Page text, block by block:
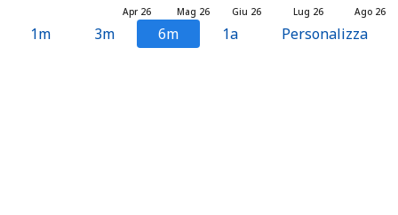
Mag 26 Lug 26
Apr 26 Giu 26 Ago 26
1m 3m 6m 1a Personalizza